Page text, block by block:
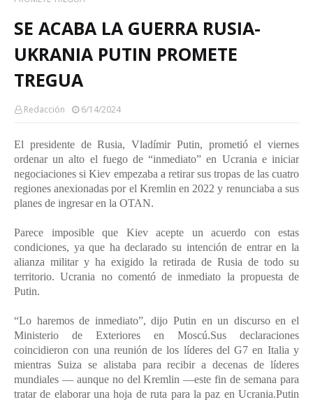
SE ACABA LA GUERRA RUSIA-
UKRANIA PUTIN PROMETE
TREGUA
Redacción 6/14/2024
El presidente de Rusia, Vladímir Putin, prometió el viernes
ordenar un alto el fuego de “inmediato” en Ucrania e iniciar
negociaciones si Kiev empezaba a retirar sus tropas de las cuatro
regiones anexionadas por el Kremlin en 2022 y renunciaba a sus
planes de ingresar en la OTAN.
Parece imposible que Kiev acepte un acuerdo con estas
condiciones, ya que ha declarado su intención de entrar en la
alianza militar y ha exigido la retirada de Rusia de todo su
territorio. Ucrania no comentó de inmediato la propuesta de
Putin.
“Lo haremos de inmediato”, dijo Putin en un discurso en el
Ministerio de Exteriores en Moscú.Sus declaraciones
coincidieron con una reunión de los líderes del G7 en Italia y
mientras Suiza se alistaba para recibir a decenas de líderes
mundiales — aunque no del Kremlin —este fin de semana para
tratar de elaborar una hoja de ruta para la paz en Ucrania.Putin